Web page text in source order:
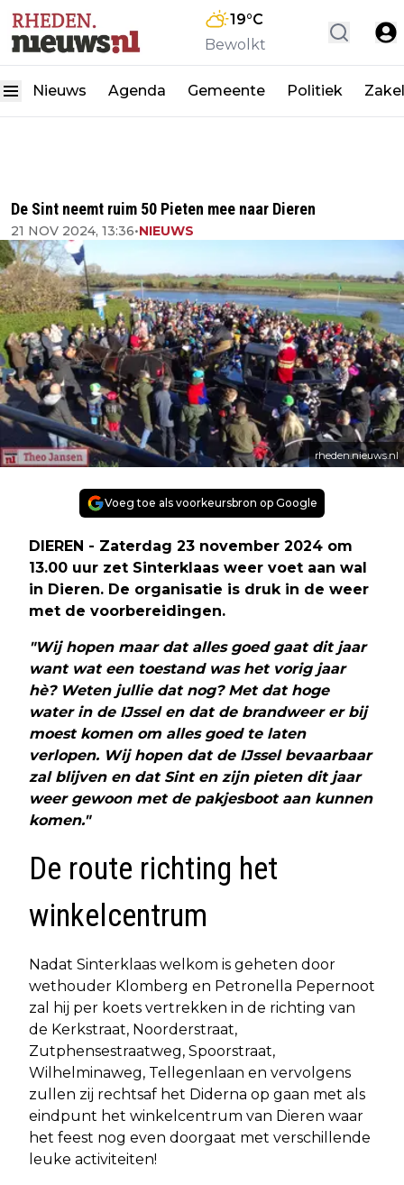
19°C
Bewolkt
Nieuws Agenda Gemeente Politiek
De Sint neemt ruim 50 Pieten mee naar Dieren
21 NOV 2024, 13:36•NIEUWS
rheden.nieuws.nl
Voeg toe als voorkeursbron op Google
DIEREN - Zaterdag 23 november 2024 om
13.00 uur zet Sinterklaas weer voet aan wal
in Dieren. De organisatie is druk in de weer
met de voorbereidingen.
"Wij hopen maar dat alles goed gaat dit jaar
want wat een toestand was het vorig jaar
hè? Weten jullie dat nog? Met dat hoge
water in de IJssel en dat de brandweer er bij
moest komen om alles goed te laten
verlopen. Wij hopen dat de IJssel bevaarbaar
zal blijven en dat Sint en zijn pieten dit jaar
weer gewoon met de pakjesboot aan kunnen
komen."
De route richting het
winkelcentrum
Nadat Sinterklaas welkom is geheten door
wethouder Klomberg en Petronella Pepernoot
zal hij per koets vertrekken in de richting van
de Kerkstraat, Noorderstraat,
Zutphensestraatweg, Spoorstraat,
Wilhelminaweg, Tellegenlaan en vervolgens
zullen zij rechtsaf het Diderna op gaan met als
eindpunt het winkelcentrum van Dieren waar
het feest nog even doorgaat met verschillende
leuke activiteiten!